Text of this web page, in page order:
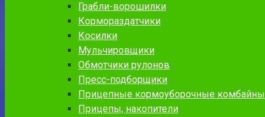
Грабли-ворошилки
Кормораздатчики
Косилки
Мульчировщики
Обмотчики рулонов
Пресс-подборщики
Прицепные кормоуборочные комбайны
Прицепы, накопители